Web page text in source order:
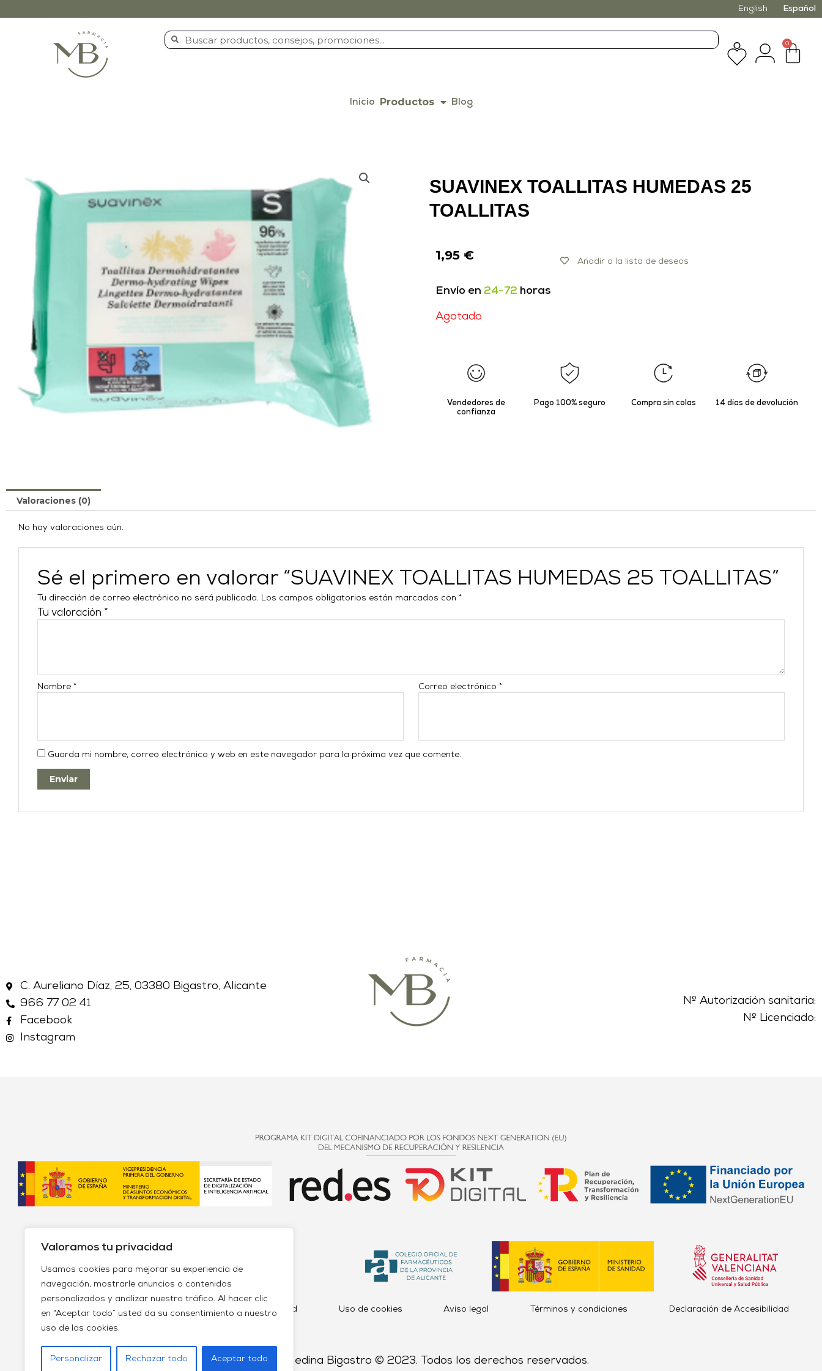
Valoramos tu privacidad
Usamos cookies para mejorar su experiencia de
navegación, mostrarle anuncios o contenidos
personalizados y analizar nuestro tráfico. Al hacer clic
en “Aceptar todo” usted da su consentimiento a nuestro
uso de las cookies.
Personalizar Rechazar todo Aceptar todo
English Español
0
Inicio Productos Blog
SUAVINEX TOALLITAS HUMEDAS 25
TOALLITAS
1,95 € Añadir a la lista de deseos
Envío en 24-72 horas
Agotado
Vendedores de
confianza
Pago 100% seguro Compra sin colas 14 días de devolución
Valoraciones (0)
No hay valoraciones aún.
Sé el primero en valorar “SUAVINEX TOALLITAS HUMEDAS 25 TOALLITAS”
Tu dirección de correo electrónico no será publicada. Los campos obligatorios están marcados con*
Tu valoración *
Nombre* Correo electrónico*
Guarda mi nombre, correo electrónico y web en este navegador para la próxima vez que comente.
C. Aureliano Díaz, 25, 03380 Bigastro, Alicante
966 77 02 41
Facebook
Instagram
Nº Autorización sanitaria:
Nº Licenciado:
Política de envío y devoluciones Política de privacidad Uso de cookies Aviso legal Términos y condiciones Declaración de Accesibilidad
Farmacia Medina Bigastro © 2023. Todos los derechos reservados.